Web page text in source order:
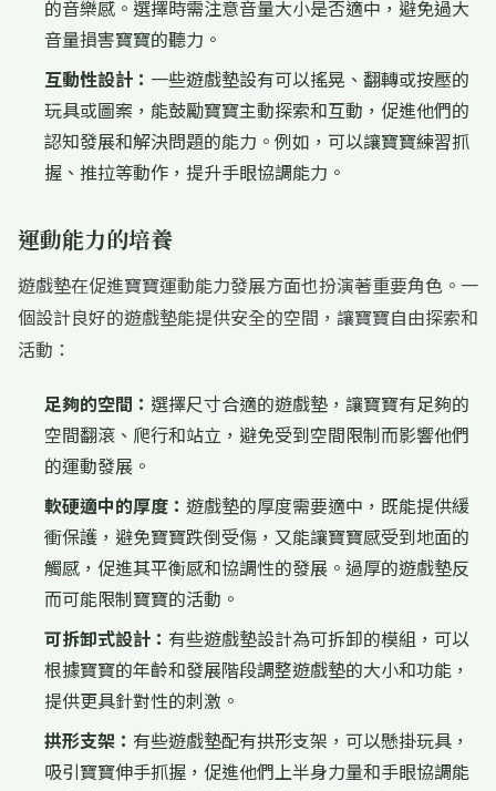
的音樂感。選擇時需注意音量大小是否適中，避免過大
音量損害寶寶的聽力。
互動性設計： 一些遊戲墊設有可以搖晃、翻轉或按壓的
玩具或圖案，能鼓勵寶寶主動探索和互動，促進他們的
認知發展和解決問題的能力。例如，可以讓寶寶練習抓
握、推拉等動作，提升手眼協調能力。
運動能力的培養
遊戲墊在促進寶寶運動能力發展方面也扮演著重要角色。一
個設計良好的遊戲墊能提供安全的空間，讓寶寶自由探索和
活動：
足夠的空間： 選擇尺寸合適的遊戲墊，讓寶寶有足夠的
空間翻滾、爬行和站立，避免受到空間限制而影響他們
的運動發展。
軟硬適中的厚度： 遊戲墊的厚度需要適中，既能提供緩
衝保護，避免寶寶跌倒受傷，又能讓寶寶感受到地面的
觸感，促進其平衡感和協調性的發展。過厚的遊戲墊反
而可能限制寶寶的活動。
可拆卸式設計： 有些遊戲墊設計為可拆卸的模組，可以
根據寶寶的年齡和發展階段調整遊戲墊的大小和功能，
提供更具針對性的刺激。
拱形支架： 有些遊戲墊配有拱形支架，可以懸掛玩具，
吸引寶寶伸手抓握，促進他們上半身力量和手眼協調能